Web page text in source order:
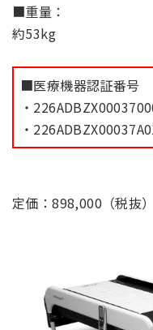
■重量：
約53kg
■医療機器認証番号
・
・
定価：898,000（税抜